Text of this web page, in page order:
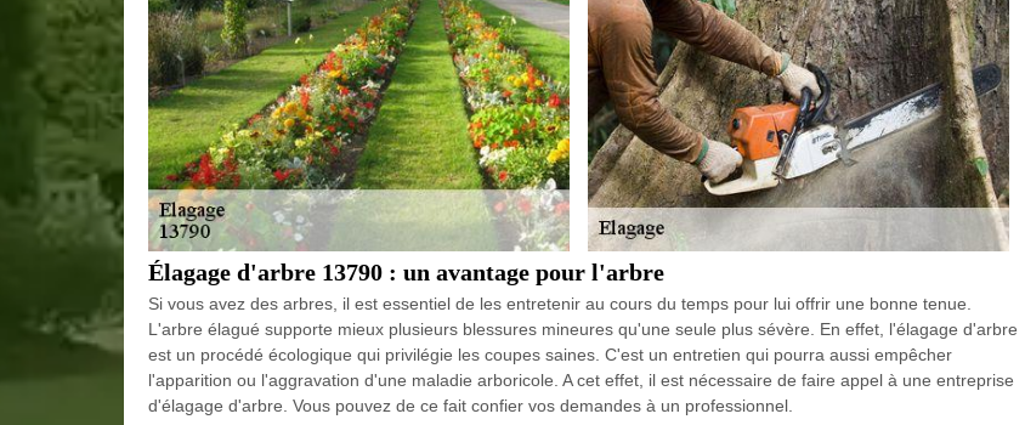
Élagage d'arbre 13790 : un avantage pour l'arbre
Si vous avez des arbres, il est essentiel de les entretenir au cours du temps pour lui offrir une bonne tenue.
L'arbre élagué supporte mieux plusieurs blessures mineures qu'une seule plus sévère. En effet, l'élagage d'arbre
est un procédé écologique qui privilégie les coupes saines. C'est un entretien qui pourra aussi empêcher
l'apparition ou l'aggravation d'une maladie arboricole. A cet effet, il est nécessaire de faire appel à une entreprise
d'élagage d'arbre. Vous pouvez de ce fait confier vos demandes à un professionnel.